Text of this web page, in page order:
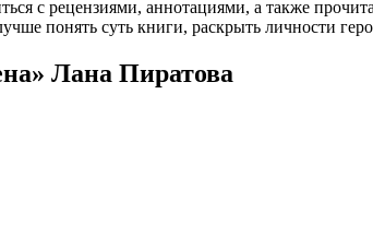
с рецензиями, аннотациями, а также
понять суть книги, раскрыть личности
Лана Пиратова